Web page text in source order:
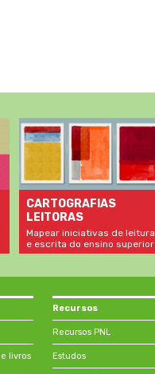
CARTOGRAFIAS
LEITORAS
Mapear iniciativas de leitura
e escrita do ensino superior
livros
Recursos
Recursos PNL
Estudos